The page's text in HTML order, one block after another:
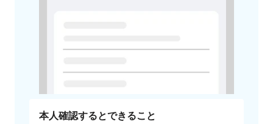
本人確認するとできること